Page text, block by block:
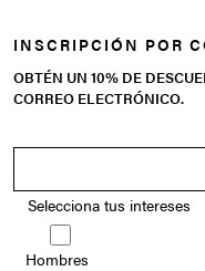
INSCRIPCIÓN POR
OBTÉN UN 10% DE
CORREO ELECTRÓNICO.
Selecciona tus intereses
Hombres